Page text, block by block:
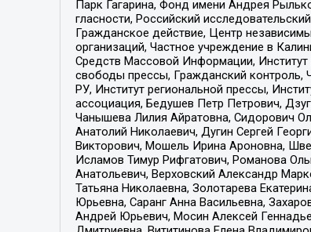
Парк Гагарина, Фонд имени Андрея
гласности, Российский
Гражданское действие, Центр
организаций, Частное учреждение в
Средств Массовой Информации,
свободы прессы, Гражданский контроль,
РУ, Институт региональной прессы,
ассоциация, Бедушев Петр Петрович,
Чанышева Лилия Айратовна, Сидорович
Анатолий Николаевич, Дугин Сергей
Викторович, Мошель Ирина Ароновна,
Исламов Тимур Рифгатович, Романова
Анатольевич, Верховский Александр
Татьяна Николаевна, Золотарева
Юрьевна, Саранг Анна Васильевна,
Андрей Юрьевич, Мосин Алексей